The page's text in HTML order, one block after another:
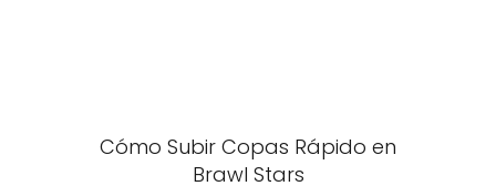
Cómo Subir Copas Rápido en
Brawl Stars